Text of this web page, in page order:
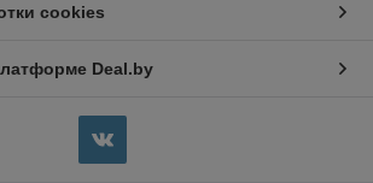
cookies
Deal.by